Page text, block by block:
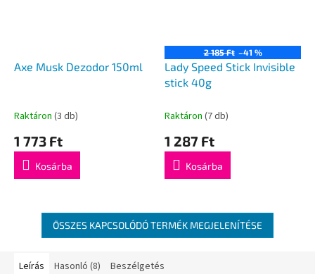
Axe Musk Dezodor 150ml
Raktáron (3 db)
1 773 Ft
Kosárba
2 185 Ft –41 %
Lady Speed Stick Invisible
stick 40g
Raktáron (7 db)
1 287 Ft
Kosárba
ÖSSZES KAPCSOLÓDÓ TERMÉK MEGJELENÍTÉSE
Leírás Hasonló (8) Beszélgetés